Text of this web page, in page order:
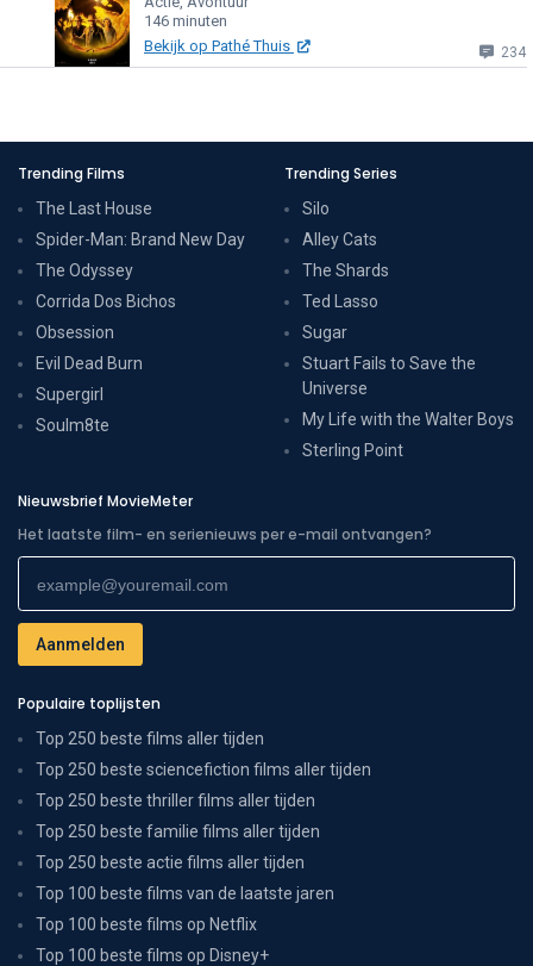
146 minuten
Bekijk op Pathé Thuis
234
Trending Films
The Last House
Spider-Man: Brand New Day
The Odyssey
Corrida Dos Bichos
Obsession
Evil Dead Burn
Supergirl
Soulm8te
Trending Series
Silo
Alley Cats
The Shards
Ted Lasso
Sugar
Stuart Fails to Save the
Universe
My Life with the Walter Boys
Sterling Point
Nieuwsbrief MovieMeter
Het laatste film- en serienieuws per e-mail ontvangen?
Populaire toplijsten
Top 250 beste films aller tijden
Top 250 beste sciencefiction films aller tijden
Top 250 beste thriller films aller tijden
Top 250 beste familie films aller tijden
Top 250 beste actie films aller tijden
Top 100 beste films van de laatste jaren
Top 100 beste films op Netflix
Top 100 beste films op Disney+